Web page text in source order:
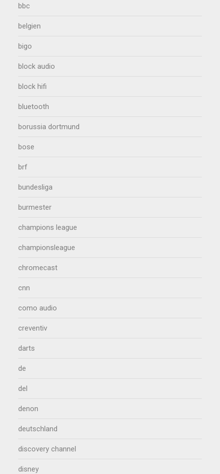
bbc
belgien
bigo
block audio
block hifi
bluetooth
borussia dortmund
bose
brf
bundesliga
burmester
champions league
championsleague
chromecast
cnn
como audio
creventiv
darts
de
del
denon
deutschland
discovery channel
disney